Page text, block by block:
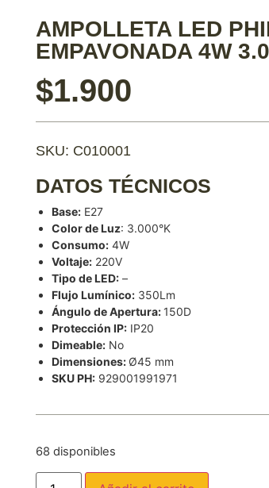
AMPOLLETA LED
EMPAVONADA 4W
$1.900
SKU: C010001
DATOS TÉCNICOS
Base: E27
Color de Luz: 3.000°K
Consumo: 4W
Voltaje: 220V
Tipo de LED: –
Flujo Lumínico: 350Lm
Ángulo de Apertura: 150D
Protección IP: IP20
Dimeable: No
Dimensiones: Ø45 mm
SKU PH: 929001991971
68 disponibles